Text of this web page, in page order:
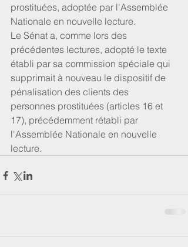
prostituées, adoptée par l'Assemblée
Nationale en nouvelle lecture.
Le Sénat a, comme lors des
précédentes lectures, adopté le texte
établi par sa commission spéciale qui
supprimait à nouveau le dispositif de
pénalisation des clients des
personnes prostituées (articles 16 et
17), précédemment rétabli par
l'Assemblée Nationale en nouvelle
lecture.